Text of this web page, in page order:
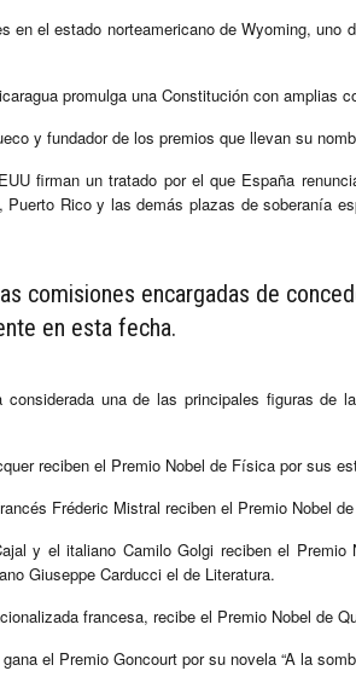
en el estado norteamericano de Wyoming, uno
promulga una Constitución con amplias
y fundador de los premios que llevan su
firman un tratado por el que España
Rico y las demás plazas de soberanía
comisiones encargadas de
en esta fecha.
considerada una de las principales figuras de
reciben el Premio Nobel de Física por sus
Fréderic Mistral reciben el Premio Nobel
y el italiano Camilo Golgi reciben el Premio
Giuseppe Carducci el de Literatura.
francesa, recibe el Premio Nobel de
el Premio Goncourt por su novela “A la